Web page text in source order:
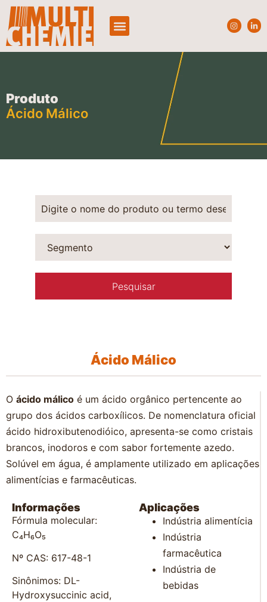
Produto
Ácido Málico
Ácido Málico
O ácido málico é um ácido orgânico pertencente ao
grupo dos ácidos carboxílicos. De nomenclatura oficial
ácido hidroxibutenodióico, apresenta-se como cristais
brancos, inodoros e com sabor fortemente azedo.
Solúvel em água, é amplamente utilizado em aplicações
alimentícias e farmacêuticas.
Informações
Fórmula molecular:
C₄H₆O₅
Nº CAS: 617-48-1
Sinônimos: DL-
Hydroxysuccinic acid,
Aplicações
Indústria alimentícia
Indústria
farmacêutica
Indústria de
bebidas